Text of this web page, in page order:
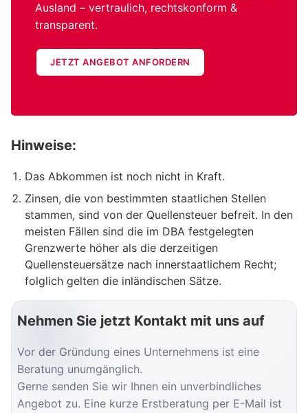
Ausland – vertraulich, rechtskonform &
transparent.
JETZT ANGEBOT ANFORDERN
Hinweise:
Das Abkommen ist noch nicht in Kraft.
Zinsen, die von bestimmten staatlichen Stellen
stammen, sind von der Quellensteuer befreit. In den
meisten Fällen sind die im DBA festgelegten
Grenzwerte höher als die derzeitigen
Quellensteuersätze nach innerstaatlichem Recht;
folglich gelten die inländischen Sätze.
Nehmen Sie jetzt Kontakt mit uns auf
Vor der Gründung eines Unternehmens ist eine
Beratung unumgänglich.
Gerne senden Sie wir Ihnen ein unverbindliches
Angebot zu. Eine kurze Erstberatung per E-Mail ist